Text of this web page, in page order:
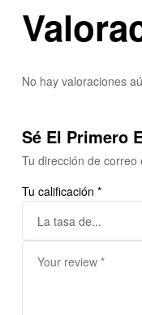
No hay valoraciones
Sé El Primero
Tu dirección de
Tu calificación *